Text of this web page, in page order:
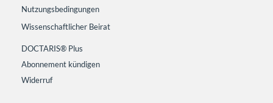
Nutzungsbedingungen
Wissenschaftlicher Beirat
DOCTARIS® Plus
Abonnement kündigen
Widerruf